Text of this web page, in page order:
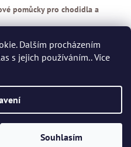
Dalším procházením
s jejich používáním.. Více
Souhlasím
pomůcky pro chodidla a
potřeby. Všechna práva